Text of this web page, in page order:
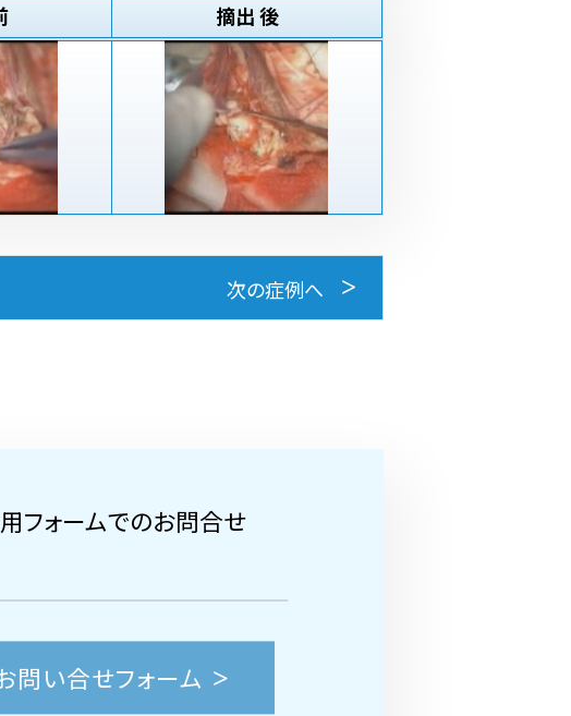
摘出 後
次の症例へ
フォームでのお問合せ
問い合せフォーム